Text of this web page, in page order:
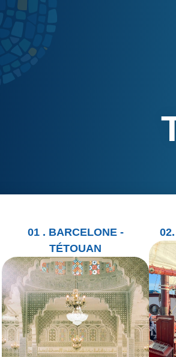
01 . BARCELONE -
TÉTOUAN